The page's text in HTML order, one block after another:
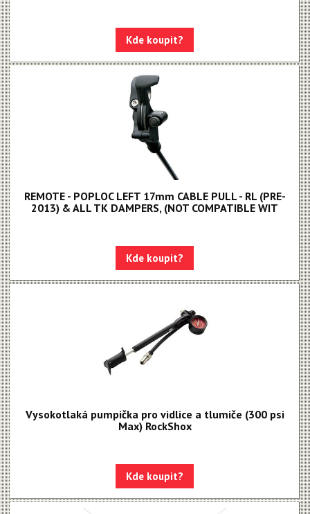
Kde koupit?
REMOTE - POPLOC LEFT 17mm CABLE PULL - RL (PRE-
2013) & ALL TK DAMPERS, (NOT COMPATIBLE WIT
Kde koupit?
Vysokotlaká pumpička pro vidlice a tlumiče (300 psi
Max) RockShox
Kde koupit?